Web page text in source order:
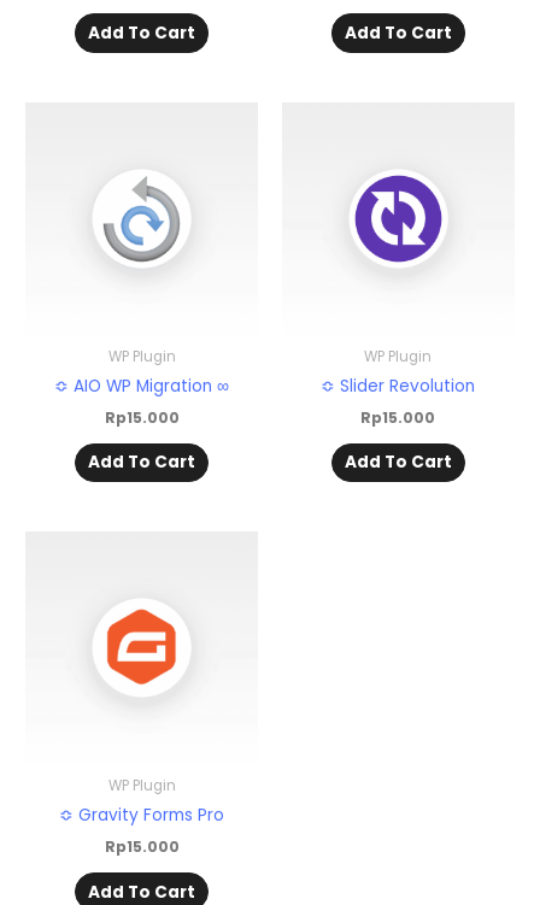
Add To Cart Add To Cart
WP Plugin
≎ AIO WP Migration ∞
Rp15.000
Add To Cart
WP Plugin
≎ Slider Revolution
Rp15.000
Add To Cart
WP Plugin
≎ Gravity Forms Pro
Rp15.000
Add To Cart